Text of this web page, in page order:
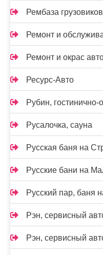
Рембаза грузовиков
Ремонт и
Ремонт и окрас
Ресурс-Авто
Рубин,
Русалочка, сауна
Русская баня на
Русские бани на
Русский пар, баня
Рэн, сервисный
Рэн, сервисный